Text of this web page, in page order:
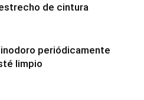
de cintura
periódicamente
limpio